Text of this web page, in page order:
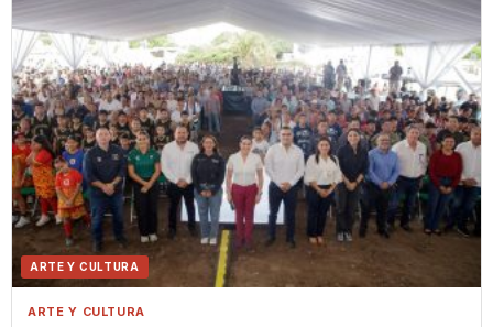
ARTE Y CULTURA
ARTE Y CULTURA